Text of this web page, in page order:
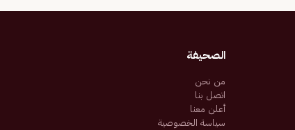
الصحيفة
من نحن
اتصل بنا
أعلن معنا
سياسة الخصوصية